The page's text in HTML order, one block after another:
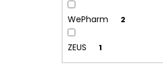
WePharm 2
ZEUS 1